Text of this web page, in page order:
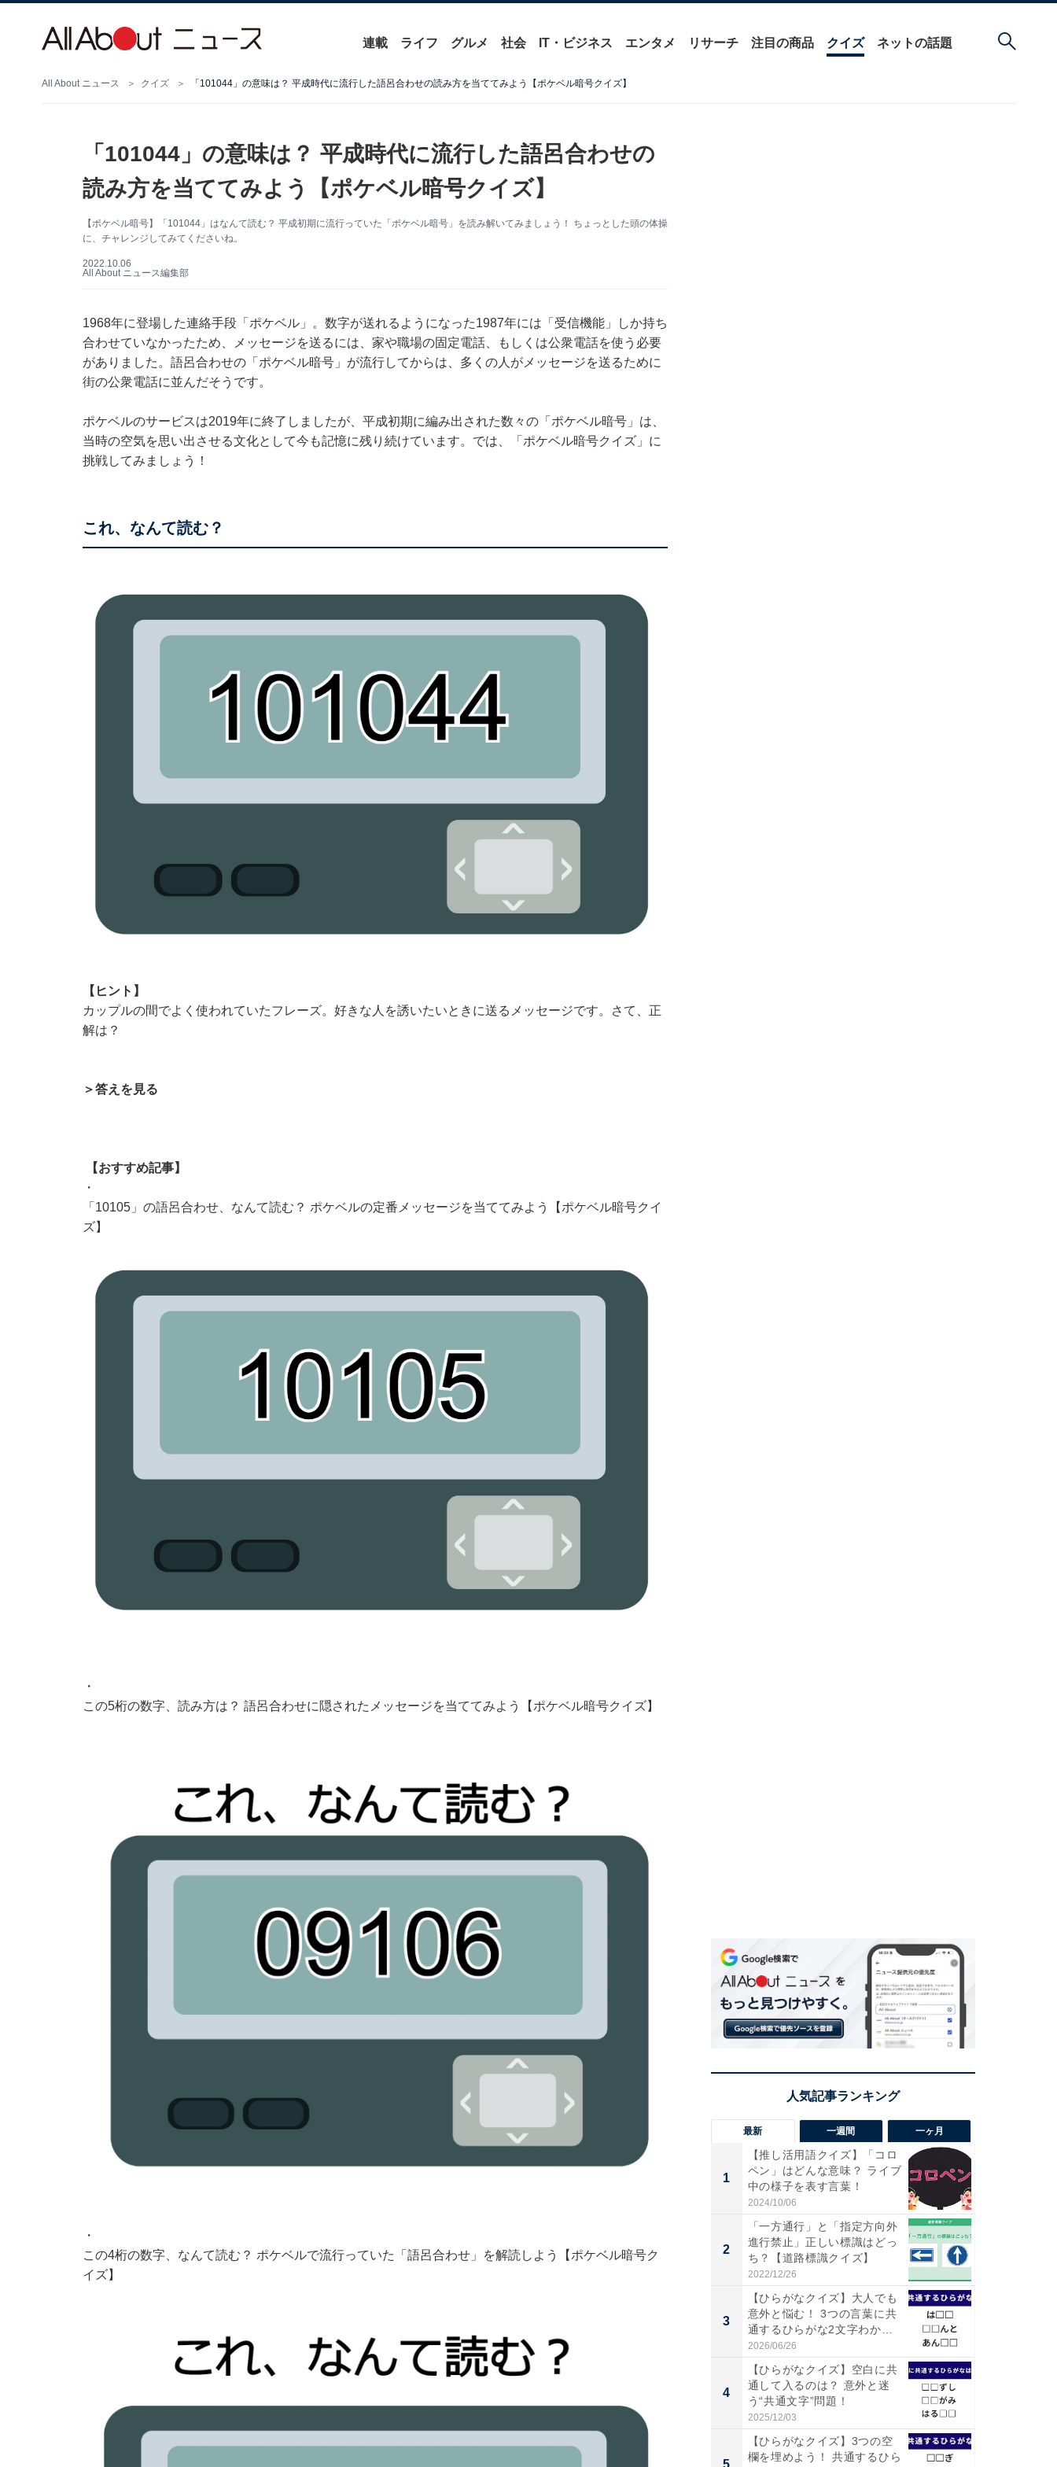
連載 ライフ グルメ 社会 IT・ビジネス エンタメ リサーチ 注目の商品 クイズ ネットの話題
All About ニュース クイズ 「101044」の意味は？ 平成時代に流行した語呂合わせの読み方を当ててみよう【ポケベル暗号クイズ】
「101044」の意味は？ 平成時代に流行した語呂合わせの
読み方を当ててみよう【ポケベル暗号クイズ】
【ポケベル暗号】「101044」はなんて読む？ 平成初期に流行っていた「ポケベル暗号」を読み解いてみましょう！ ちょっとした頭の体操
に、チャレンジしてみてくださいね。
2022.10.06
All About ニュース編集部
1968年に登場した連絡手段「ポケベル」。数字が送れるようになった1987年には「受信機能」しか持ち
合わせていなかったため、メッセージを送るには、家や職場の固定電話、もしくは公衆電話を使う必要
がありました。語呂合わせの「ポケベル暗号」が流行してからは、多くの人がメッセージを送るために
街の公衆電話に並んだそうです。
ポケベルのサービスは2019年に終了しましたが、平成初期に編み出された数々の「ポケベル暗号」は、
当時の空気を思い出させる文化として今も記憶に残り続けています。では、「ポケベル暗号クイズ」に
挑戦してみましょう！
これ、なんて読む？
【ヒント】
カップルの間でよく使われていたフレーズ。好きな人を誘いたいときに送るメッセージです。さて、正
解は？
＞答えを見る
【おすすめ記事】
・
「10105」の語呂合わせ、なんて読む？ ポケベルの定番メッセージを当ててみよう【ポケベル暗号クイ
ズ】
・
この5桁の数字、読み方は？ 語呂合わせに隠されたメッセージを当ててみよう【ポケベル暗号クイズ】
・
この4桁の数字、なんて読む？ ポケベルで流行っていた「語呂合わせ」を解読しよう【ポケベル暗号ク
イズ】
最新 一週間 一ヶ月
1
【推し活用語クイズ】「コロ
ペン」はどんな意味？ ライブ
中の様子を表す言葉！
2024/10/06
2
「一方通行」と「指定方向外
進行禁止」正しい標識はどっ
ち？【道路標識クイズ】
2022/12/26
3
【ひらがなクイズ】大人でも
意外と悩む！ 3つの言葉に共
通するひらがな2文字わか
る...
2026/06/26
4
【ひらがなクイズ】空白に共
通して入るのは？ 意外と迷
う“共通文字”問題！
2025/12/03
【ひらがなクイズ】3つの空
欄を埋めよう！ 共通するひら